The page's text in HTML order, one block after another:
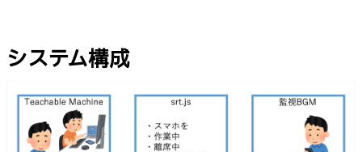
システム構成